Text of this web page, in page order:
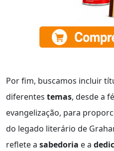
Por fim, buscamos incluir
diferentes temas, desde a
evangelização, para
do legado literário de
reflete a sabedoria e a